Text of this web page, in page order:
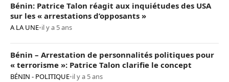
Bénin: Patrice Talon réagit aux inquiétudes des USA
sur les « arrestations d’opposants »
A LA UNE•il y a 5 ans
Bénin – Arrestation de personnalités politiques pour
« terrorisme »: Patrice Talon clarifie le concept
BÉNIN - POLITIQUE•il y a 5 ans